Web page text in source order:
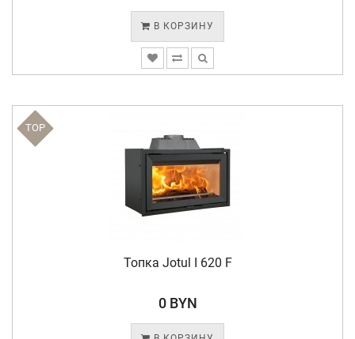
В КОРЗИНУ
TOP
Топка Jotul I 620 F
0 BYN